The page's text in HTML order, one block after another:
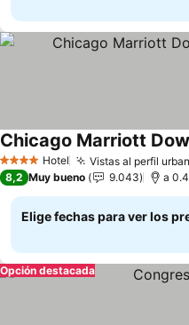
4 EstrellasHotel Vistas al perfil
Chicago Marriott
8,2 Muy bueno 9.043 a
Elige fechas para ver los
Opción destacada